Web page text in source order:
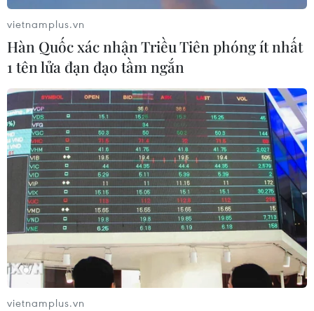
hai tầng tại bản Giao Chản, xã
Khổng Lào; ngoài ra nước lũ cũng
làm ngập úng, cuốn trôi nhiều
diện tích lúa của người dân tại
địa phương.
(TTXVN/Vietnam+)
vietnamplus.vn
Hàn Quốc xác nhận Triều Tiên phóng ít nhất
1 tên lửa đạn đạo tầm ngắn
vietnamplus.vn